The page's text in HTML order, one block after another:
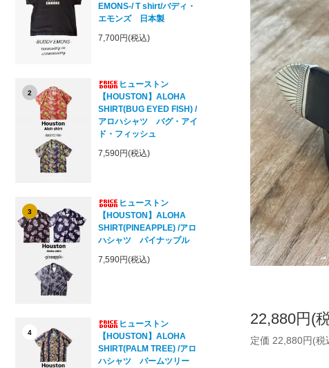
EMONS-/ T shirt/バディ・
エモンズ 日本製
7,700円(税込)
2
ヒューストン
【HOUSTON】ALOHA
SHIRT(BUG EYED FISH) /
アロハシャツ バグ・アイ
ド・フィッシュ
7,590円(税込)
3
ヒューストン
【HOUSTON】ALOHA
SHIRT(PINEAPPLE) /アロ
ハシャツ パイナップル
7,590円(税込)
4
ヒューストン
【HOUSTON】ALOHA
SHIRT(PALM TREE) /アロ
ハシャツ パームツリー
22,880円(
定価 22,880円(税